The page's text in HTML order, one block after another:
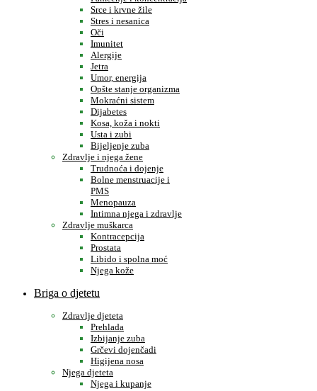
Srce i krvne žile
Stres i nesanica
Oči
Imunitet
Alergije
Jetra
Umor, energija
Opšte stanje organizma
Mokraćni sistem
Dijabetes
Kosa, koža i nokti
Usta i zubi
Bijeljenje zuba
Zdravlje i njega žene
Trudnoća i dojenje
Bolne menstruacije i
PMS
Menopauza
Intimna njega i zdravlje
Zdravlje muškarca
Kontracepcija
Prostata
Libido i spolna moć
Njega kože
Briga o djetetu
Zdravlje djeteta
Prehlada
Izbijanje zuba
Grčevi dojenčadi
Higijena nosa
Njega djeteta
Njega i kupanje